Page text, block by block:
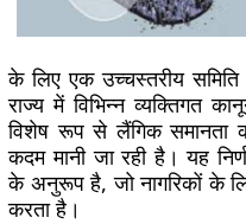
के लिए एक उच्चस्तरीय
राज्य में विभिन्न व्यक्तिगत
विशेष रूप से लैंगिक समानता
कदम मानी जा रही है। यह
के अनुरूप है, जो नागरिकों के
करता है।